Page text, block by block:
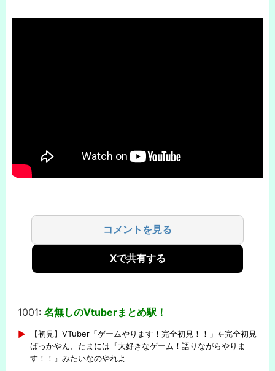
コメントを見る
Xで共有する
1001: 名無しのVtuberまとめ駅！
【初見】VTuber「ゲームやります！完全初見！！」←完全初見
ばっかやん、たまには『大好きなゲーム！語りながらやりま
す！！』みたいなのやれよ